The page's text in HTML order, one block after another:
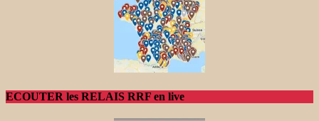
ECOUTER les RELAIS RRF en live